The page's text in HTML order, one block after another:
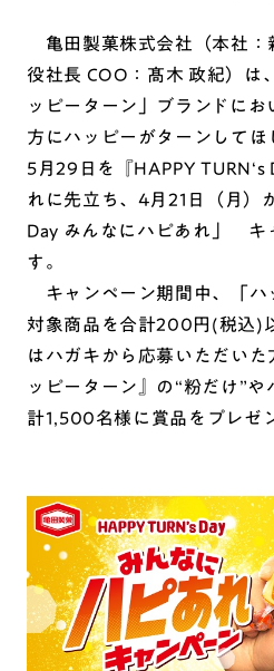
亀田製菓株式会社（本社：
役社長 COO：髙木 政紀）は
ッピーターン」ブランドに
方にハッピーがターンしてほ
5月29日を『HAPPY TURN‘s
れに先立ち、4月21日（月）
Day みんなにハピあれ」 キ
す。
キャンペーン期間中、「ハ
対象商品を合計200円(税込)
はハガキから応募いただい
ッピーターン』の“粉だけ”
計1,500名様に賞品をプレゼ